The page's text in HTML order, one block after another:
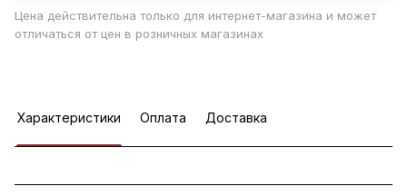
Цена действительна только для интернет-магазина и может
отличаться от цен в розничных магазинах
Характеристики Оплата Доставка